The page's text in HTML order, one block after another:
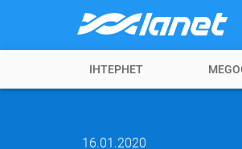
IНТЕРНЕТ
16.01.2020